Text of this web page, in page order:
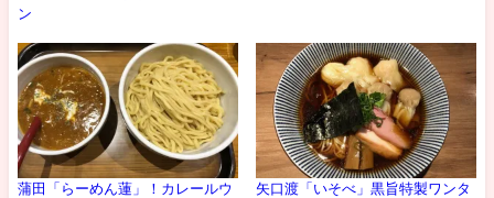
ン
蒲田「らーめん蓮」！カレールウ
矢口渡「いそべ」黒旨特製ワンタ